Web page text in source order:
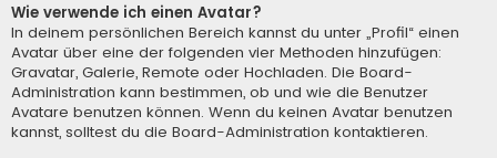
Wie verwende ich einen Avatar?
In deinem persönlichen Bereich kannst du unter „Profil“ einen
Avatar über eine der folgenden vier Methoden hinzufügen:
Gravatar, Galerie, Remote oder Hochladen. Die Board-
Administration kann bestimmen, ob und wie die Benutzer
Avatare benutzen können. Wenn du keinen Avatar benutzen
kannst, solltest du die Board-Administration kontaktieren.